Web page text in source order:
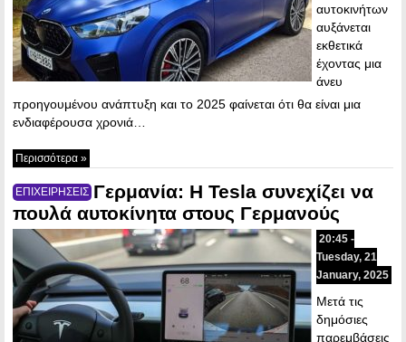
αυτοκινήτων
αυξάνεται
εκθετικά
έχοντας μια
άνευ
προηγουμένου ανάπτυξη και το 2025 φαίνεται ότι θα είναι μια
ενδιαφέρουσα χρονιά…
Περισσότερα »
ΕΠΙΧΕΙΡΗΣΕΙΣ Γερμανία: Η Tesla συνεχίζει να
πουλά αυτοκίνητα στους Γερμανούς
20:45 -
Tuesday, 21
January, 2025
Μετά τις
δημόσιες
παρεμβάσεις